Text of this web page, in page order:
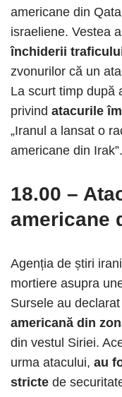
americane din
israeliene. Vestea
închiderii
zvonurilor că un
La scurt timp după
privind atacurile
„Iranul a lansat o
americane din Irak”.
18.00 –
americane
Agenția de știri
mortiere asupra
Sursele au
americană din
din vestul Siriei.
urma atacului, au
stricte de